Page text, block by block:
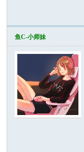
鱼C-小师妹